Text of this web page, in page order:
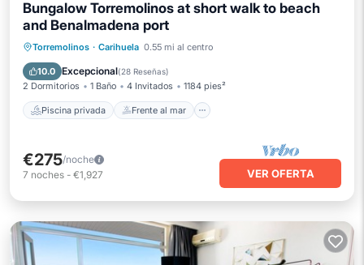
Bungalow Torremolinos at short walk to beach
and Benalmadena port
Torremolinos · Carihuela 0.55 mi al centro
10.0 Excepcional(28 Reseñas)
2 Dormitorios 1 Baño 4 Invitados 1184 pies²
Piscina privada Frente al mar
Piscina privada
Frente al mar
Piscina
Vista al mar
€275/noche
7 noches - €1,927 VER OFERTA